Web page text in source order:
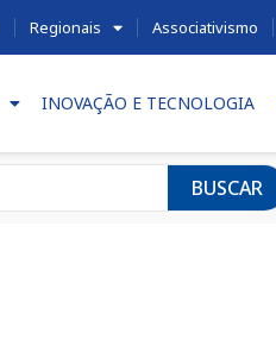
Regionais Associativismo
INOVAÇÃO E TECNOLOGIA
BUSCAR